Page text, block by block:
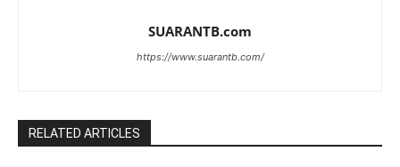
SUARANTB.com
https://www.suarantb.com/
RELATED ARTICLES